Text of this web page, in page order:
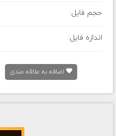
حجم فایل:
اندازه فایل:
اضافه به علاقه مندی